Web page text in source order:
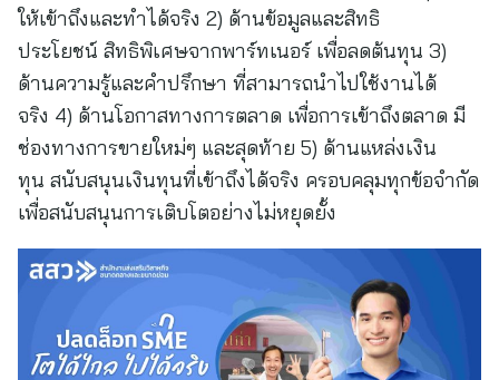
ให้เข้าถึงและทำได้จริง 2) ด้านข้อมูลและสิทธิ
ประโยชน์ สิทธิพิเศษจากพาร์ทเนอร์ เพื่อลดต้นทุน 3)
ด้านความรู้และคำปรึกษา ที่สามารถนำไปใช้งานได้
จริง 4) ด้านโอกาสทางการตลาด เพื่อการเข้าถึงตลาด มี
ช่องทางการขายใหม่ๆ และสุดท้าย 5) ด้านแหล่งเงิน
ทุน สนับสนุนเงินทุนที่เข้าถึงได้จริง ครอบคลุมทุกข้อจำกัด
เพื่อสนับสนุนการเติบโตอย่างไม่หยุดยั้ง